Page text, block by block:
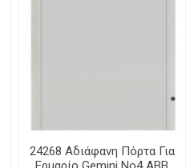
24268 Αδιάφανη Πόρτα Για